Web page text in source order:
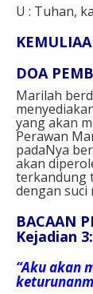
U : Tuhan,
DOA
Marilah
yang akan
Perawan
padaNya
akan
terkandung
dengan suci
BACAAN
Kejadian
“Aku akan